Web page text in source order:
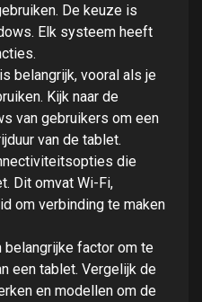
De keuze is
Elk systeem heeft
belangrijk, vooral als je
Kijk naar de
van gebruikers om een
van de tablet.
die
Dit omvat Wi-Fi,
om verbinding te maken
factor om te
een tablet. Vergelijk de
en modellen om de